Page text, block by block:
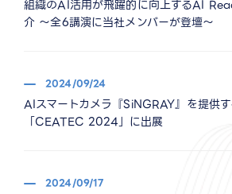
組織のAI活用が飛躍的に向上するAI
介 ～全6講演に当社メンバーが登壇～
2024/09/24
AIスマートカメラ『SiNGRAY』を提供
「CEATEC 2024」に出展
2024/09/17